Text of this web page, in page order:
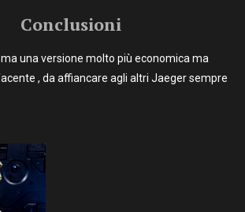
Conclusioni
ma una versione molto più economica ma
, da affiancare agli altri Jaeger sempre